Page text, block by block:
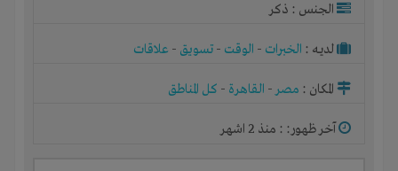
الجنس : ذكر
لديـه : الخبرات - الوقت - تسويق - علاقات
المكان : مصر- القاهرة - كل المناطق
آخر ظهور: : منذ 2 اشهر